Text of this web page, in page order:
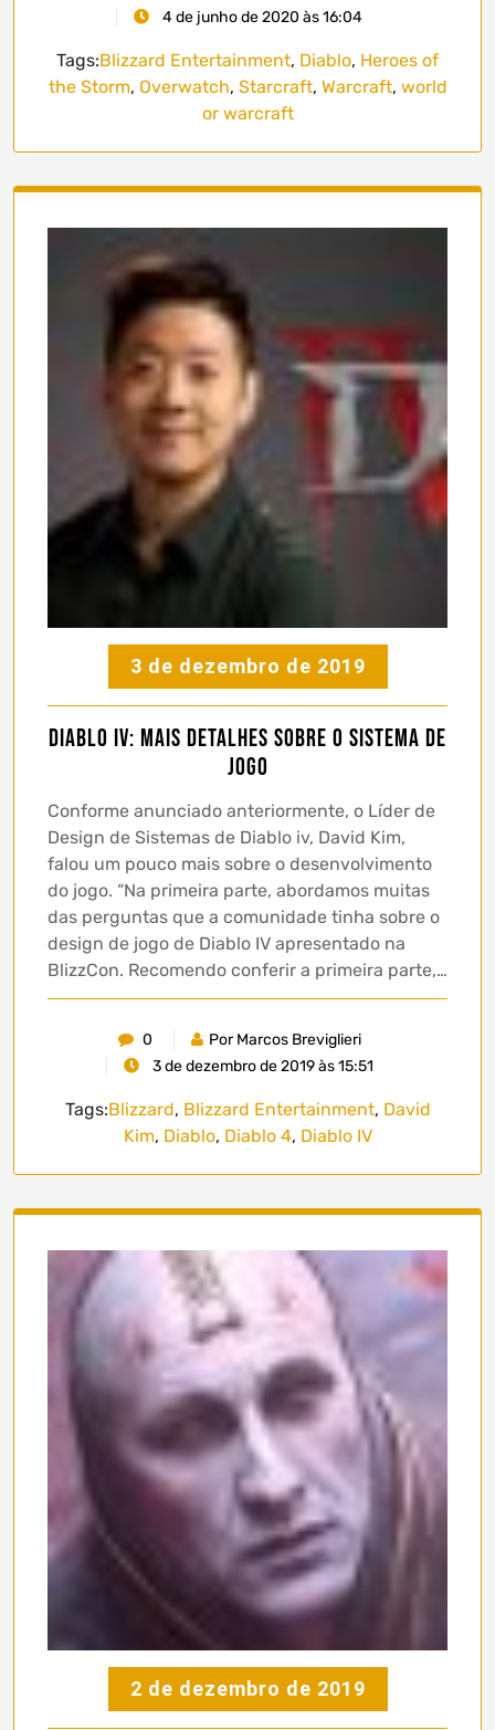
4 de junho de 2020 às 16:04
Tags:Blizzard Entertainment, Diablo, Heroes of
the Storm, Overwatch, Starcraft, Warcraft, world
or warcraft
3 de dezembro de 2019
Diablo IV: mais detalhes sobre o sistema de
jogo
Conforme anunciado anteriormente, o Líder de
Design de Sistemas de Diablo iv, David Kim,
falou um pouco mais sobre o desenvolvimento
do jogo. “Na primeira parte, abordamos muitas
das perguntas que a comunidade tinha sobre o
design de jogo de Diablo IV apresentado na
BlizzCon. Recomendo conferir a primeira parte,…
0
Por Marcos Breviglieri
3 de dezembro de 2019 às 15:51
Tags:Blizzard, Blizzard Entertainment, David
Kim, Diablo, Diablo 4, Diablo IV
2 de dezembro de 2019